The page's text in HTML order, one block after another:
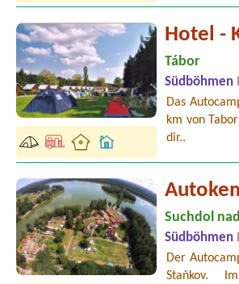
Hotel -
Tábor
Südböhmen
Das
km von
dir..
Suchdol
Südböhmen
Der
Staňkov.